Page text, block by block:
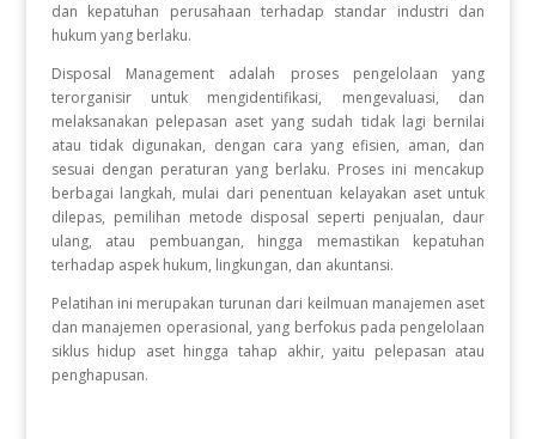
dan kepatuhan perusahaan terhadap standar industri dan
hukum yang berlaku.
Disposal Management adalah proses pengelolaan yang
terorganisir untuk mengidentifikasi, mengevaluasi, dan
melaksanakan pelepasan aset yang sudah tidak lagi bernilai
atau tidak digunakan, dengan cara yang efisien, aman, dan
sesuai dengan peraturan yang berlaku. Proses ini mencakup
berbagai langkah, mulai dari penentuan kelayakan aset untuk
dilepas, pemilihan metode disposal seperti penjualan, daur
ulang, atau pembuangan, hingga memastikan kepatuhan
terhadap aspek hukum, lingkungan, dan akuntansi.
Pelatihan ini merupakan turunan dari keilmuan manajemen aset
dan manajemen operasional, yang berfokus pada pengelolaan
siklus hidup aset hingga tahap akhir, yaitu pelepasan atau
penghapusan.